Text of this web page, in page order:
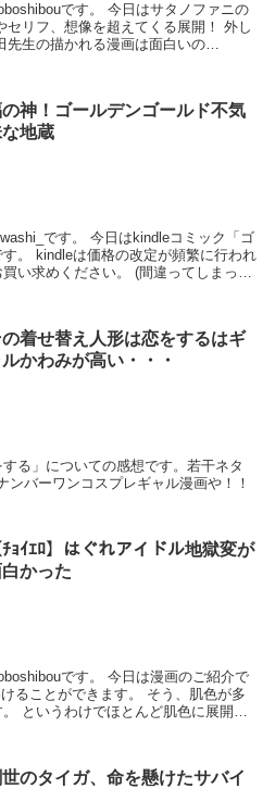
今日はサタノファニの
リフ、想像を超えてくる展開！ 外し
先生の描かれる漫画は面白いの
神！ゴールデンゴールド不気
な地蔵
はkindleコミック「ゴ
行われ
い求めください。 (間違ってしまった
の着せ替え人形は恋をするはギ
ルかわみが高い・・・
る」についての感想です。若干ネタ
ンバーワンコスプレギャル漫画や！！
ﾁｮｲｴﾛ】はぐれアイドル地獄変が
かった
今日は漫画のご紹介で
ることができます。 そう、肌色が多
さ
のタイガ、命を懸けたサバイ